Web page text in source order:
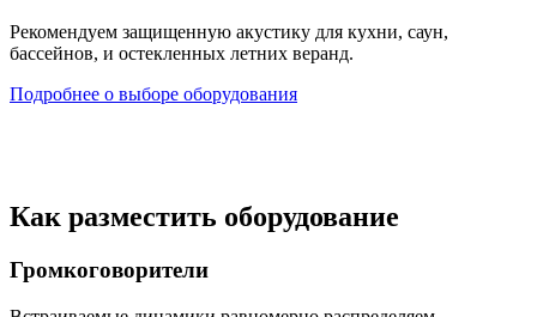
Рекомендуем защищенную акустику для кухни, саун,
бассейнов, и остекленных летних веранд.
Подробнее о выборе оборудования
Как разместить оборудование
Громкоговорители